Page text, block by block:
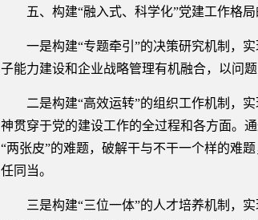
五、构建“融入式、科学化”党建工作格局
一是构建“专题牵引”的决策研究机制，实
子能力建设和企业战略管理有机融合，以问
二是构建“高效运转”的组织工作机制，实
神贯穿于党的建设工作的全过程和各方面。
“两张皮”的难题，破解干与不干一个样的难
任同当。
三是构建“三位一体”的人才培养机制，实